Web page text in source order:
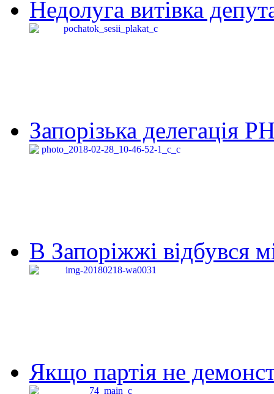
Недолуга витівка
Запорізька делегація
В Запоріжжі відбувся
Якщо партія не